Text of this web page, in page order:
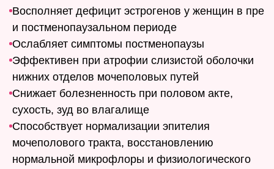
Восполняет дефицит эстрогенов у женщин в пре
и постменопаузальном периоде
Ослабляет симптомы постменопаузы
Эффективен при атрофии слизистой оболочки
нижних отделов мочеполовых путей
Снижает болезненность при половом акте,
сухость, зуд во влагалище
Способствует нормализации эпителия
мочеполового тракта, восстановлению
нормальной микрофлоры и физиологического